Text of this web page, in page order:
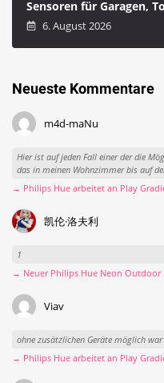
Sensoren für Garagen,
6. August 2026
Neueste Kommentare
m4d-maNu
Hier ist auf jeden Fall einer der die
das in meinen Wohnzimmer bis auf
→ Philips Hue arbeitet an Play
凯伦·洛夫利
1
→ Neuer Philips Hue Neon Outdoor
Viav
ohne zusätzlichen Geräte möglich war
→ Philips Hue arbeitet an Play